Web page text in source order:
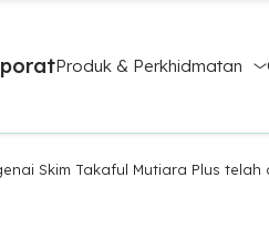
Produk & Perkhidmatan
Skim Takaful Mutiara Plus